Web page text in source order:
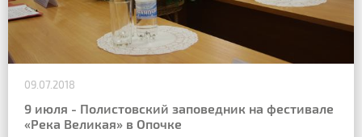
09.07.2018
9 июля - Полистовский заповедник на фестивале
«Река Великая» в Опочке